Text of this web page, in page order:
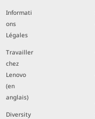
Informati
ons
Légales
Travailler
chez
Lenovo
(en
anglais)
Diversity